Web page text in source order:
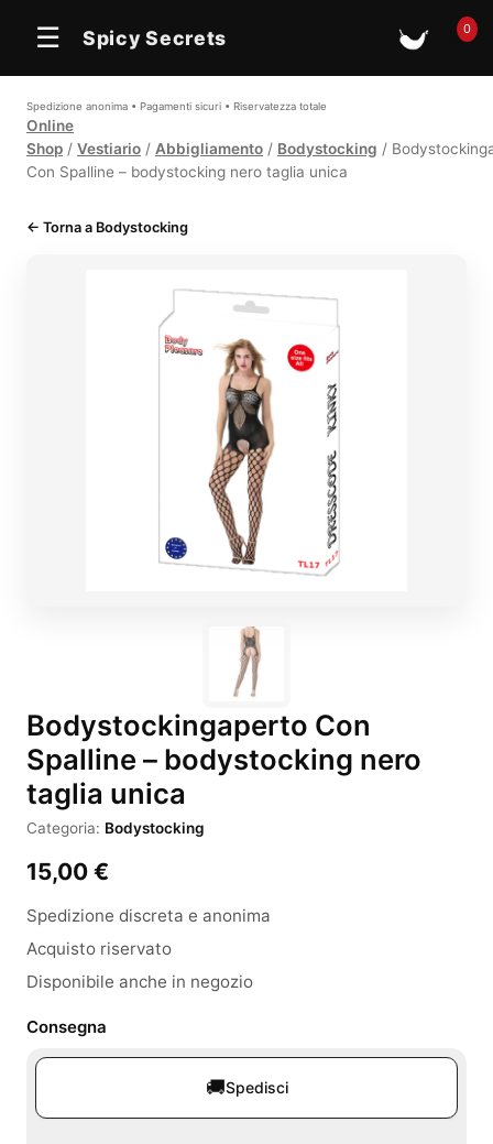
☰ Spicy Secrets 🛒0
Spedizione anonima • Pagamenti sicuri • Riservatezza totale
Online
Shop / Vestiario / Abbigliamento / Bodystocking /
Con Spalline – bodystocking nero taglia unica
← Torna a Bodystocking
Bodystockingaperto Con
Spalline – bodystocking nero
taglia unica
Categoria: Bodystocking
15,00 €
Spedizione discreta e anonima
Acquisto riservato
Disponibile anche in negozio
Consegna
🚚Spedisci